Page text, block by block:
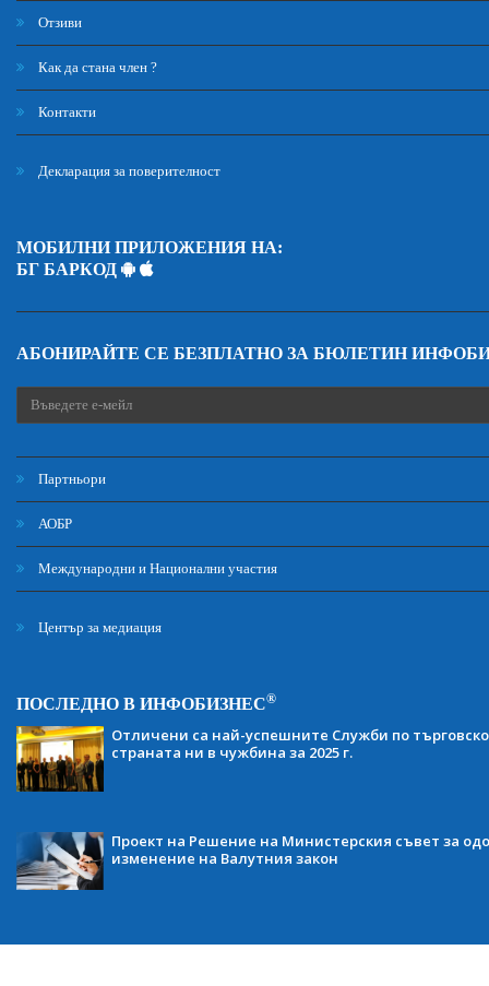
Отзиви
Как да стана член ?
Контакти
Декларация за поверителност
МОБИЛНИ ПРИЛОЖЕНИЯ НА:
БГ БАРКОД
АБОНИРАЙТЕ СЕ БЕЗПЛАТНО ЗА БЮЛЕТИН
Партньори
АОБР
Международни и Национални участия
Център за медиация
ПОСЛЕДНО В ИНФОБИЗНЕС®
Отличени са най-успешните Служби по
страната ни в чужбина за 2025 г.
Проект на Решение на Министерския съвет за
изменение на Валутния закон